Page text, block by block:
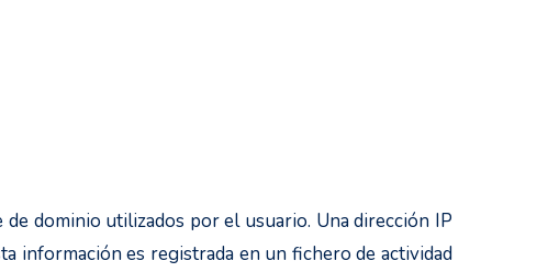
dominio utilizados por el usuario. Una dirección IP
información es registrada en un fichero de actividad